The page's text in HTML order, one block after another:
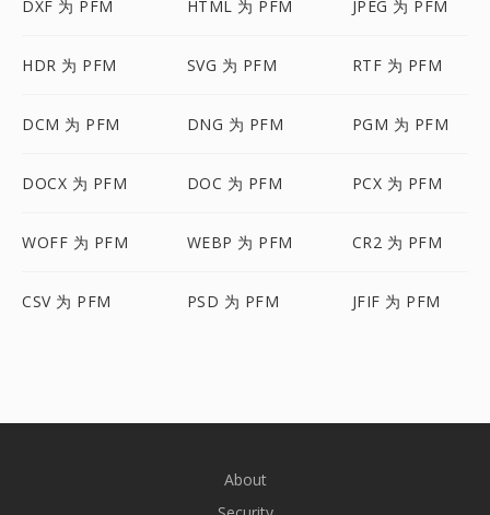
DXF 为 PFM HTML 为 PFM JPEG 为 PFM
HDR 为 PFM SVG 为 PFM RTF 为 PFM
DCM 为 PFM DNG 为 PFM PGM 为 PFM
DOCX 为 PFM DOC 为 PFM PCX 为 PFM
WOFF 为 PFM WEBP 为 PFM CR2 为 PFM
CSV 为 PFM PSD 为 PFM JFIF 为 PFM
About